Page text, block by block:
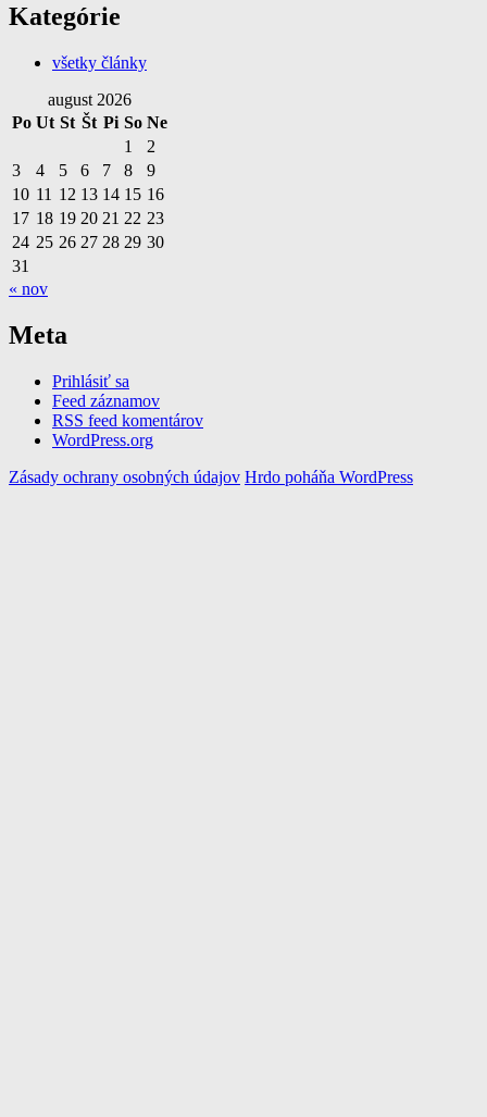
Kategórie
všetky články
august 2026
Po Ut St Št Pi So Ne
1
2
3
4 5 6 7 8
9
10 11 12 13 14 15 16
17 18 19 20 21 22 23
24 25 26 27 28 29 30
31
« nov
Meta
Prihlásiť sa
Feed záznamov
RSS feed komentárov
WordPress.org
Zásady ochrany osobných údajov Hrdo poháňa WordPress